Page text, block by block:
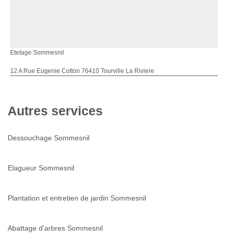
Etetage Sommesnil
12 A Rue Eugenie Cotton 76410 Tourville La Riviere
Autres services
Dessouchage Sommesnil
Elagueur Sommesnil
Plantation et entretien de jardin Sommesnil
Abattage d'arbres Sommesnil